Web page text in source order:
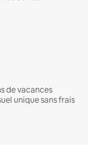
de vacances
unique sans frais